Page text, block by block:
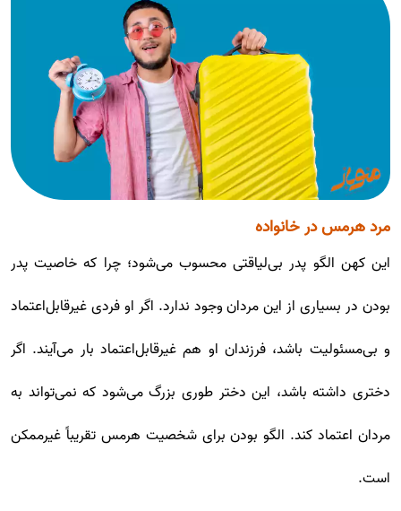
مرد هرمس در خانواده
این کهن الگو پدر بی‌لیاقتی محسوب می‌شود؛ چرا که خاصیت پدر
بودن در بسیاری از این مردان وجود ندارد. اگر او فردی غیرقابل‌اعتماد
و بی‌مسئولیت باشد، فرزندان او هم غیرقابل‌اعتماد بار می‌آیند. اگر
دختری داشته باشد، این دختر طوری بزرگ می‌شود که نمی‌تواند به
مردان اعتماد کند. الگو بودن برای شخصیت هرمس تقریباً غیرممکن
است.